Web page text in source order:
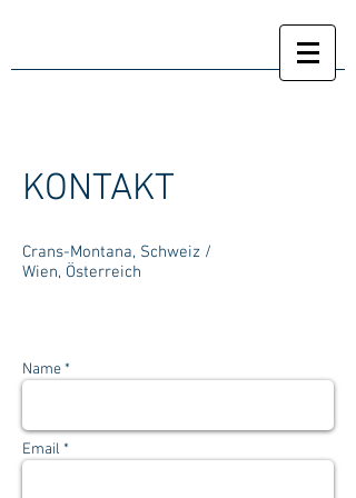
KONTAKT
Crans-Montana, Schweiz /
Wien, Österreich
Name *
Email *